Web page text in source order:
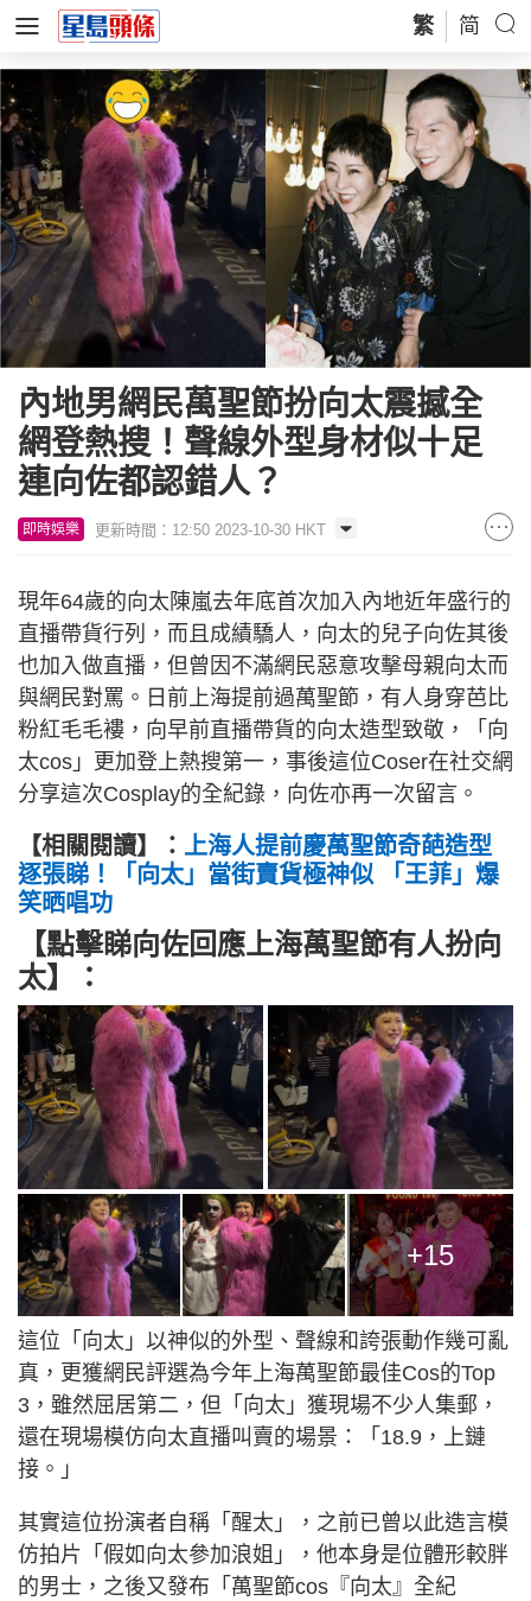
繁 简
內地男網民萬聖節扮向太震撼全
網登熱搜！聲線外型身材似十足
連向佐都認錯人？
即時娛樂 更新時間：12:50 2023-10-30 HKT
現年64歲的向太陳嵐去年底首次加入內地近年盛行的
直播帶貨行列，而且成績驕人，向太的兒子向佐其後
也加入做直播，但曾因不滿網民惡意攻擊母親向太而
與網民對罵。日前上海提前過萬聖節，有人身穿芭比
粉紅毛毛褸，向早前直播帶貨的向太造型致敬，「向
太cos」更加登上熱搜第一，事後這位Coser在社交網
分享這次Cosplay的全紀錄，向佐亦再一次留言。
【相關閱讀】： 上海人提前慶萬聖節奇葩造型
逐張睇！「向太」當街賣貨極神似 「王菲」爆
笑晒唱功
【點擊睇向佐回應上海萬聖節有人扮向
太】：
+15
這位「向太」以神似的外型、聲線和誇張動作幾可亂
真，更獲網民評選為今年上海萬聖節最佳Cos的Top
3，雖然屈居第二，但「向太」獲現場不少人集郵，
還在現場模仿向太直播叫賣的場景：「18.9，上鏈
接。」
其實這位扮演者自稱「醒太」，之前已曾以此造言模
仿拍片「假如向太參加浪姐」，他本身是位體形較胖
的男士，之後又發布「萬聖節cos『向太』全紀